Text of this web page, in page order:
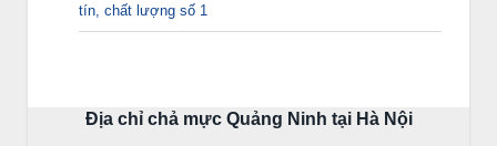
tín, chất lượng số 1
Địa chỉ chả mực Quảng Ninh tại Hà Nội